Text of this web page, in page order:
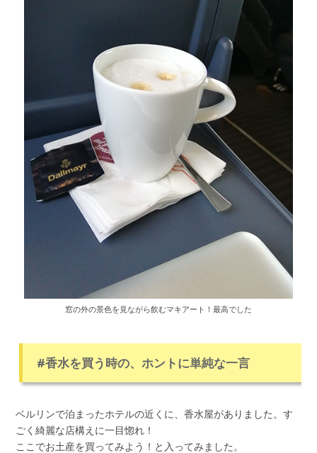
窓の外の景色を見ながら飲むマキアート！最高でした
#香水を買う時の、ホントに単純な一言
ベルリンで泊まったホテルの近くに、香水屋がありました。す
ごく綺麗な店構えに一目惚れ！
ここでお土産を買ってみよう！と入ってみました。